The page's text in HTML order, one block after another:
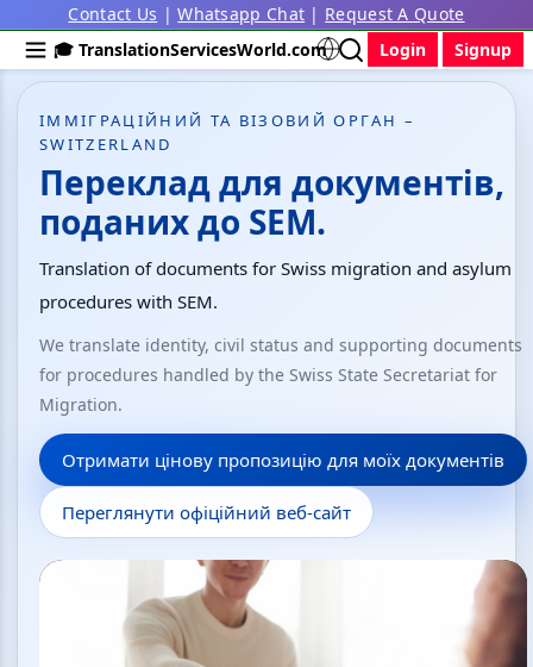
Contact Us |Whatsapp Chat | Request A Quote
🎓 TranslationServicesWorld.com
Login Signup
ІММІГРАЦІЙНИЙ ТА ВІЗОВИЙ ОРГАН –
SWITZERLAND
Переклад для документів,
поданих до SEM.
Translation of documents for Swiss migration and asylum
procedures with SEM.
We translate identity, civil status and supporting documents
for procedures handled by the Swiss State Secretariat for
Migration.
Отримати цінову пропозицію для моїх документів
Переглянути офіційний веб-сайт